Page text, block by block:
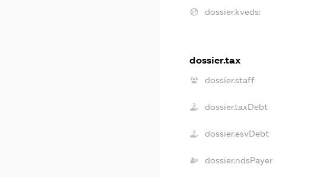
dossier.kveds:
dossier.tax
dossier.staff
dossier.taxDebt
dossier.esvDebt
dossier.ndsPayer